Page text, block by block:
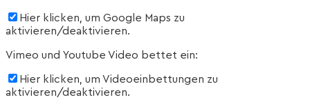
Hier klicken, um Google Maps zu
aktivieren/deaktivieren.
Vimeo und Youtube Video bettet ein:
Hier klicken, um Videoeinbettungen zu
aktivieren/deaktivieren.